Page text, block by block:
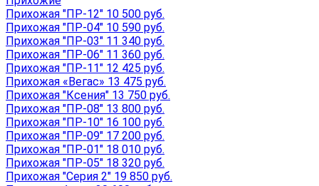
Прихожая "ПР-12" 10 500 руб.
Прихожая "ПР-04" 10 590 руб.
Прихожая "ПР-03" 11 340 руб.
Прихожая "ПР-06" 11 360 руб.
Прихожая "ПР-11" 12 425 руб.
Прихожая «Вегас» 13 475 руб.
Прихожая "Ксения" 13 750 руб.
Прихожая "ПР-08" 13 800 руб.
Прихожая "ПР-10" 16 100 руб.
Прихожая "ПР-09" 17 200 руб.
Прихожая "ПР-01" 18 010 руб.
Прихожая "ПР-05" 18 320 руб.
Прихожая "Серия 2" 19 850 руб.